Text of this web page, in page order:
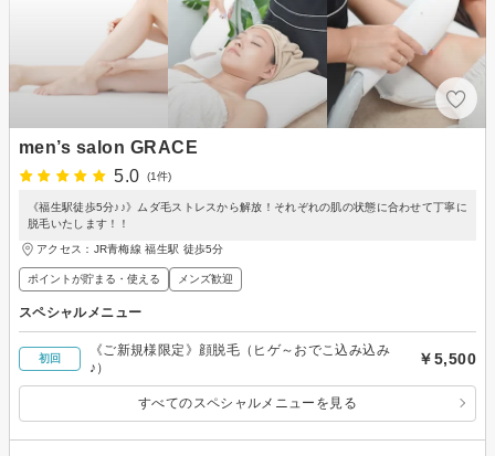
men’s salon GRACE
5.0
(1件)
《福生駅徒歩5分♪♪》ムダ毛ストレスから解放！それぞれの肌の状態に合わせて丁寧に
脱毛いたします！！
アクセス：JR青梅線 福生駅 徒歩5分
ポイントが貯まる・使える メンズ歓迎
スペシャルメニュー
初回
《ご新規様限定》顔脱毛（ヒゲ～おでこ込み込み
♪）
￥5,500
すべてのスペシャルメニューを見る